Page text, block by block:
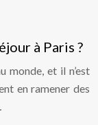
à Paris ?
monde, et il n’est
en ramener des